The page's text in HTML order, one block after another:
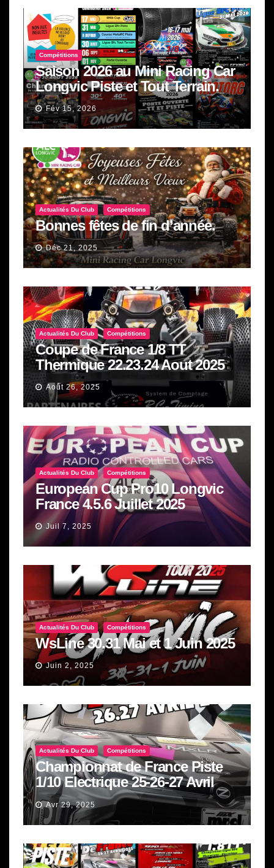
Compétitions
Saison 2026 au Mini Racing Car
Longvic Piste et Tout Terrain.
Fév 15, 2026
Actualités Du Club Compétitions
Bonnes fêtes de fin d’année.
Déc 21, 2025
Actualités Du Club Compétitions
Coupe de France 1/8 TT
Thermique 22.23.24 Aout 2025
Août 26, 2025
Actualités Du Club Compétitions
European Cup Pro10 Longvic
France 4.5.6 Juillet 2025
Juil 7, 2025
Actualités Du Club Compétitions
WsLine 30.31 Mai et 1 Juin 2025
Juin 2, 2025
Actualités Du Club Compétitions
Championnat de France Piste
1/10 Electrique 25-26-27 Avril
2025
Avr 29, 2025